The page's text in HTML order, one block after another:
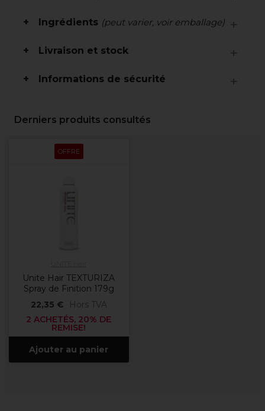
Ingrédients (peut varier, voir emballage)
Livraison et stock
Informations de sécurité
Derniers produits consultés
OFFRE
Unite Hair TEXTURIZA
Spray de Finition 179g
22,35 €
Hors TVA
2 ACHETÉS, 20% DE
REMISE!
Ajouter au panier